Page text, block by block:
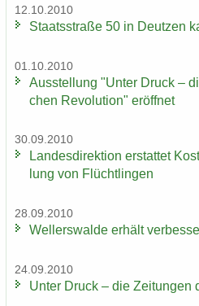
12.10.2010
Staats­stra­ße 50 in Deut­zen
01.10.2010
Aus­stel­lung "Unter Druck –
chen Re­vo­lu­ti­on" er­öff­net
30.09.2010
Lan­des­di­rek­ti­on er­stat­tet
lung von Flücht­lin­gen
28.09.2010
Wel­ler­s­wal­de er­hält
24.09.2010
Unter Druck – die Zei­tun­gen